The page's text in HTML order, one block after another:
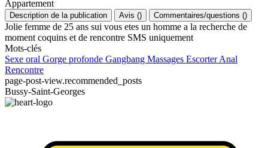
Appartement
Description de la publication Avis () Commentaires/questions ()
Jolie femme de 25 ans sui vous etes un homme a la recherche de
moment coquins et de rencontre SMS uniquement
Mots-clés
Sexe oral Gorge profonde Gangbang Massages EscorterAnal
Rencontre
page-post-view.recommended_posts
Bussy-Saint-Georges